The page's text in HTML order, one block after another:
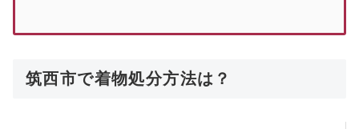
筑西市で着物処分方法は？